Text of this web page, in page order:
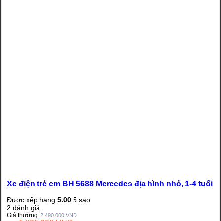
Xe điện trẻ em BH 5688 Mercedes địa hình nhỏ, 1-4 tuổi
Được xếp hạng 5.00 5 sao
2 đánh giá
Giá thường: 2.490.000VND